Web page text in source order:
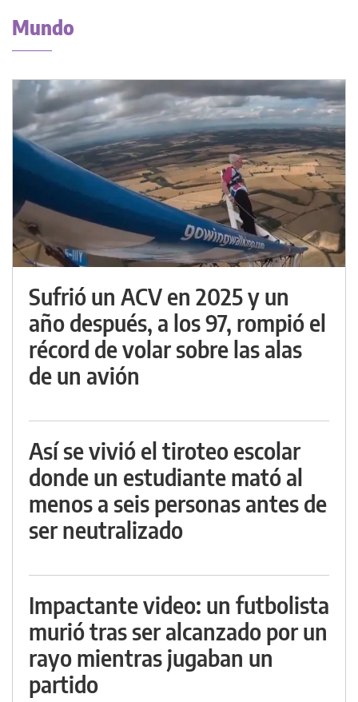
Mundo
Sufrió un ACV en 2025 y un
año después, a los 97, rompió el
récord de volar sobre las alas
de un avión
Así se vivió el tiroteo escolar
donde un estudiante mató al
menos a seis personas antes de
ser neutralizado
Impactante video: un futbolista
murió tras ser alcanzado por un
rayo mientras jugaban un
partido